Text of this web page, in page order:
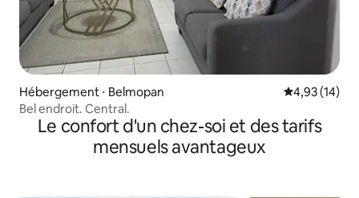
Hébergement ⋅ Belmopan Évaluation
4,93 (14)
Bel endroit. Central.
Le confort d'un chez-soi et des tarifs
mensuels avantageux